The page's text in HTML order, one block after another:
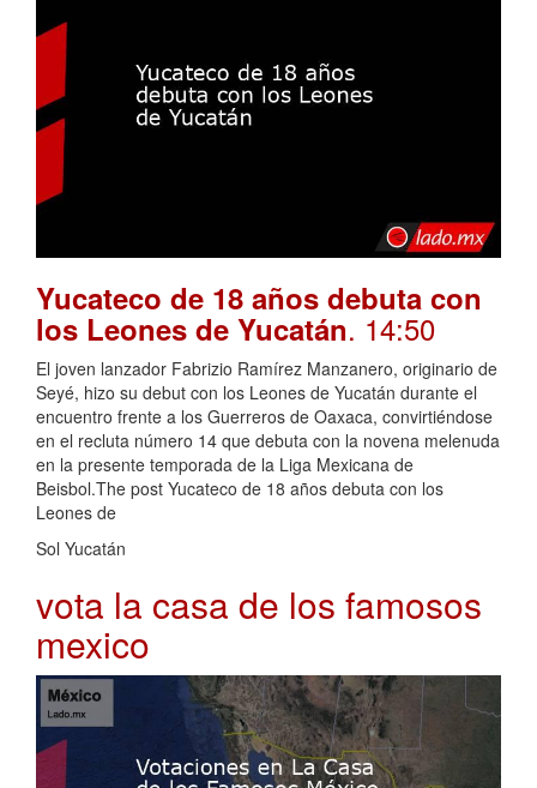
Yucateco de 18 años debuta con
los Leones de Yucatán. 14:50
El joven lanzador Fabrizio Ramírez Manzanero, originario de
Seyé, hizo su debut con los Leones de Yucatán durante el
encuentro frente a los Guerreros de Oaxaca, convirtiéndose
en el recluta número 14 que debuta con la novena melenuda
en la presente temporada de la Liga Mexicana de
Beisbol.The post Yucateco de 18 años debuta con los
Leones de
Sol Yucatán
vota la casa de los famosos
mexico